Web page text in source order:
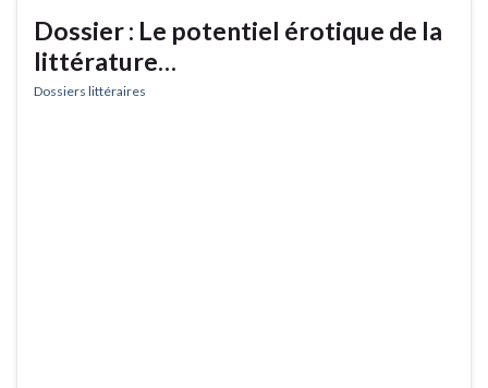
Dossier : Le potentiel érotique de la
littérature…
Dossiers littéraires